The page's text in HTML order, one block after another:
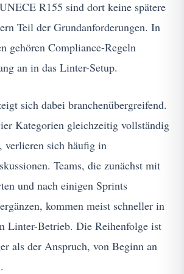
R155 sind dort keine spätere
Teil der Grundanforderungen. In
gehören Compliance-Regeln
an in das Linter-Setup.
sich dabei branchenübergreifend.
Kategorien gleichzeitig vollständig
verlieren sich häufig in
Teams, die zunächst mit
und nach einigen Sprints
kommen meist schneller in
Linter-Betrieb. Die Reihenfolge ist
als der Anspruch, von Beginn an